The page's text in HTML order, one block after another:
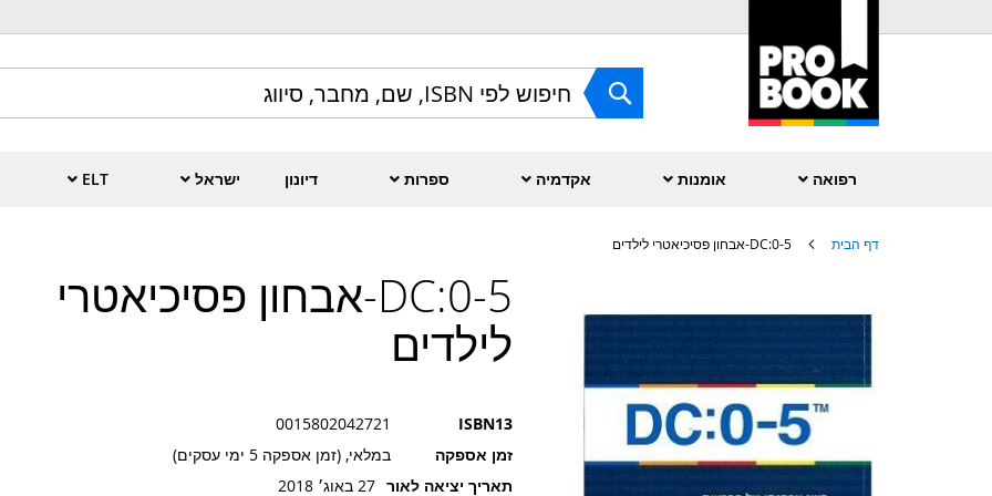
to
Content
חפש
רפואה אומנות אקדמיה ספרות דיונון ישראל ELT
דף הבית DC:0-5-אבחון פסיכיאטרי לילדים
DC:0-5-אבחון פסיכיאטרי
לילדים
ISBN13
0015802042721
זמן אספקה
במלאי, (זמן אספקה 5 ימי עסקים)
תאריך יציאה לאור 27 באוג׳ 2018
של
גלריית
תמונות